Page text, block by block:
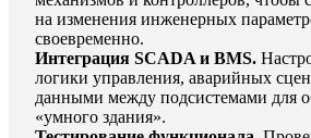
на изменения инженерных
своевременно.
Интеграция SCADA и BMS.
логики управления, аварийных
данными между подсистемами для
«умного здания».